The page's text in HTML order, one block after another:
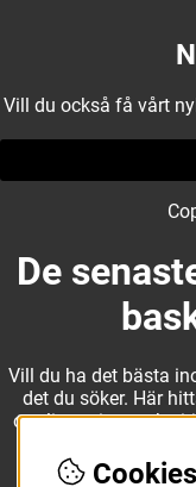
Vill du också få vårt
De
Vill du ha det bästa
det du söker. Här
otroliga priser, och vi
nyheter i
som vill ha